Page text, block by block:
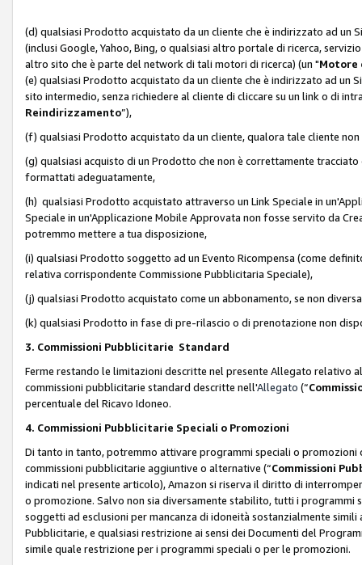
(d) qualsiasi Prodotto acquistato da un cliente che è indirizzato ad un
(inclusi Google, Yahoo, Bing, o qualsiasi altro portale di ricerca,
altro sito che è parte del network di tali motori di ricerca) (un "Motore
(e) qualsiasi Prodotto acquistato da un cliente che è indirizzato ad un
sito intermedio, senza richiedere al cliente di cliccare su un link o di
Reindirizzamento”),
(f) qualsiasi Prodotto acquistato da un cliente, qualora tale cliente
(g) qualsiasi acquisto di un Prodotto che non è correttamente
formattati adeguatamente,
(h) qualsiasi Prodotto acquistato attraverso un Link Speciale in
Speciale in un'Applicazione Mobile Approvata non fosse servito da
potremmo mettere a tua disposizione,
(i) qualsiasi Prodotto soggetto ad un Evento Ricompensa (come
relativa corrispondente Commissione Pubblicitaria Speciale),
(j) qualsiasi Prodotto acquistato come un abbonamento, se non
(k) qualsiasi Prodotto in fase di pre-rilascio o di prenotazione non
3. Commissioni Pubblicitarie Standard
Ferme restando le limitazioni descritte nel presente Allegato relativo
commissioni pubblicitarie standard descritte nell'Allegato (“
percentuale del Ricavo Idoneo.
4. Commissioni Pubblicitarie Speciali o Promozioni
Di tanto in tanto, potremmo attivare programmi speciali o
commissioni pubblicitarie aggiuntive o alternative (“Commissioni
indicati nel presente articolo), Amazon si riserva il diritto di
o promozione. Salvo non sia diversamente stabilito, tutti i
soggetti ad esclusioni per mancanza di idoneità sostanzialmente
Pubblicitarie, e qualsiasi restrizione ai sensi dei Documenti del
simile quale restrizione per i programmi speciali o per le promozioni.